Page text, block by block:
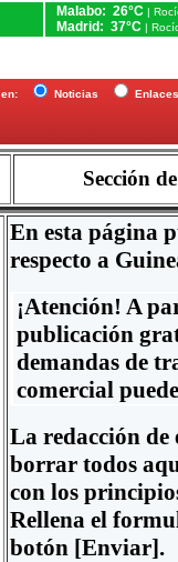
Malabo: 26°C |
Madrid: 37°C |
en: Noticias
Sección
En esta página
respecto a
¡Atención! A
publicación
demandas de
comercial
La redacción de
borrar todos
con los
Rellena el
botón [Enviar].